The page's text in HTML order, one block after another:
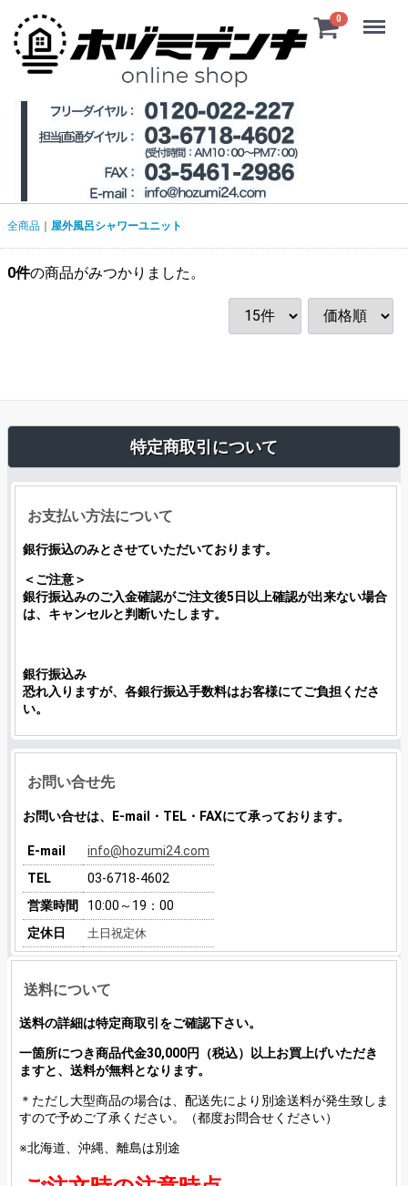
0 Menu
全商品 屋外風呂シャワーユニット
0件の商品がみつかりました。
特定商取引について
お支払い方法について
銀行振込のみとさせていただいております。
＜ご注意＞
銀行振込みのご入金確認がご注文後5日以上確認が出来ない場合
は、キャンセルと判断いたします。
銀行振込み
恐れ入りますが、各銀行振込手数料はお客様にてご負担くださ
い。
お問い合せ先
お問い合せは、E-mail・TEL・FAXにて承っております。
E-mail
info@hozumi24.com
TEL
03-6718-4602
営業時間
10:00～19：00
定休日
土日祝定休
送料について
送料の詳細は特定商取引をご確認下さい。
一箇所につき商品代金30,000円（税込）以上お買上げいただき
ますと、送料が無料となります。
＊ただし大型商品の場合は、配送先により別途送料が発生致しま
すので予めご了承ください。（都度お問合せください）
※北海道、沖縄、離島は別途